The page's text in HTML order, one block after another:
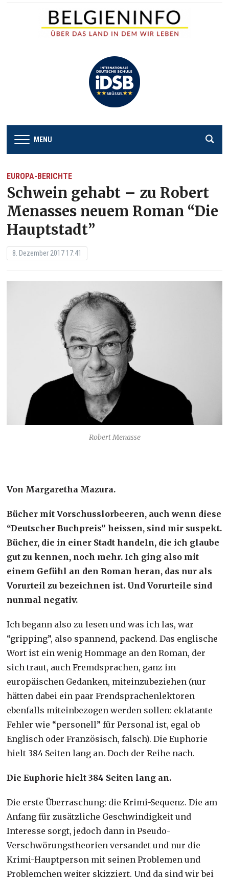
MENU
EUROPA-BERICHTE
Schwein gehabt – zu Robert
Menasses neuem Roman “Die
Hauptstadt”
8. Dezember 2017 17:41
Robert Menasse
Von Margaretha Mazura.
Bücher mit Vorschusslorbeeren, auch wenn diese
“Deutscher Buchpreis” heissen, sind mir suspekt.
Bücher, die in einer Stadt handeln, die ich glaube
gut zu kennen, noch mehr. Ich ging also mit
einem Gefühl an den Roman heran, das nur als
Vorurteil zu bezeichnen ist. Und Vorurteile sind
nunmal negativ.
Ich begann also zu lesen und was ich las, war
“gripping”, also spannend, packend. Das englische
Wort ist ein wenig Hommage an den Roman, der
sich traut, auch Fremdsprachen, ganz im
europäischen Gedanken, miteinzubeziehen (nur
hätten dabei ein paar Frendsprachenlektoren
ebenfalls miteinbezogen werden sollen: eklatante
Fehler wie “personell” für Personal ist, egal ob
Englisch oder Französisch, falsch). Die Euphorie
hielt 384 Seiten lang an. Doch der Reihe nach.
Die Euphorie hielt 384 Seiten lang an.
Die erste Überraschung: die Krimi-Sequenz. Die am
Anfang für zusätzliche Geschwindigkeit und
Interesse sorgt, jedoch dann in Pseudo-
Verschwörungstheorien versandet und nur die
Krimi-Hauptperson mit seinen Problemen und
Problemchen weiter skizziert. Und da sind wir bei